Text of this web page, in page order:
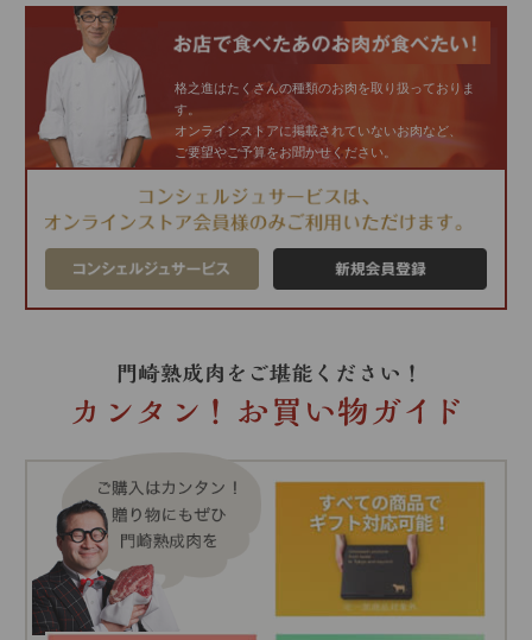
格之進はたくさんの種類のお肉を取り扱っておりま
す。
オンラインストアに掲載されていないお肉など、
ご要望やご予算をお聞かせください。